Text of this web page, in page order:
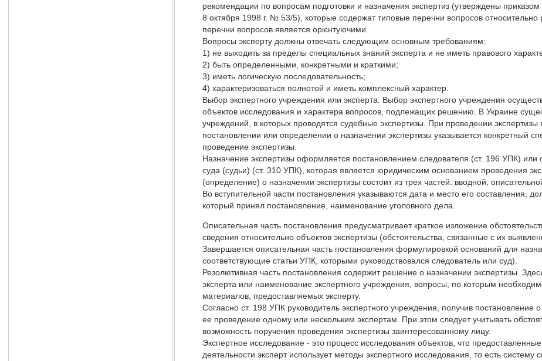
рекомендации по вопросам подготовки и назначения экспертиз (утверждены
8 октября 1998 г. № 53/5), которые содержат типовые перечни вопросов относительно
перечни вопросов является орієнтуючими.
Вопросы эксперту должны отвечать следующим основным требованиям:
1) не выходить за пределы специальных знаний эксперта и не иметь правового
2) быть определенными, конкретными и краткими;
3) иметь логическую последовательность;
4) характеризоваться полнотой и иметь комплексный характер.
Выбор экспертного учреждения или эксперта. Выбор экспертного учреждения
объектов исследования и характера вопросов, подлежащих решению. В Украине
учреждений, в которых проводятся судебные экспертизы. При проведении экспертизы
постановлении или определении о назначении экспертизы указывается конкретный
проведение экспертизы.
Назначение экспертизы оформляется постановлением следователя (ст. 196 УПК)
суда (судьи) (ст. 310 УПК), которая является юридическим основанием проведения
(определение) о назначении экспертизы состоит из трех частей: вводной,
Во вступительной части постановления указываются дата и место его составления,
который принял постановление, наименование уголовного дела.
Описательная часть постановления предусматривает краткое изложение
сведения относительно объектов экспертизы (обстоятельства, связанные с их
Завершается описательная часть постановления формулировкой оснований для
соответствующие статьи УПК, которыми руководствовался следователь или суд).
Резолютивная часть постановления содержит решение о назначении экспертизы.
эксперта или наименование экспертного учреждения, вопросы, по которым
материалов, предоставляемых эксперту.
Согласно ст. 198 УПК руководитель экспертного учреждения, получив постановление
ее проведение одному или нескольким экспертам. При этом следует учитывать
возможность поручения проведения экспертизы заинтересованному лицу.
Экспертное исследование - это процесс исследования объектов, что
деятельности эксперт использует методы экспертного исследования, то есть